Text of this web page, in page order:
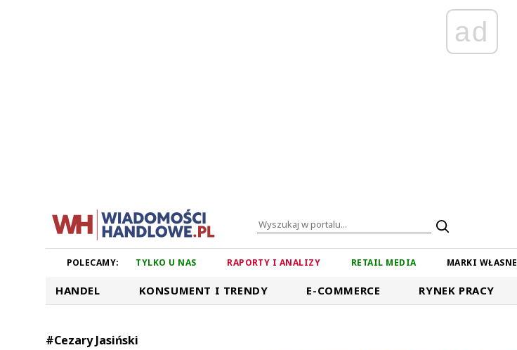
ad
POLECAMY: TYLKO U NAS RAPORTY I ANALIZY RETAIL MEDIA MARKI WŁASNE
HANDEL KONSUMENT I TRENDY E-COMMERCE RYNEK PRACY
#Cezary Jasiński